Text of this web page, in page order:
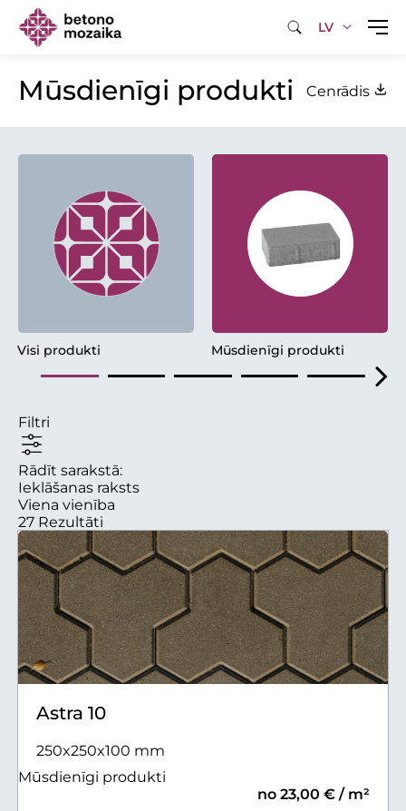
LV
Mūsdienīgi produkti Cenrādis
Visi produkti Mūsdienīgi produkti
Filtri
Rādīt sarakstā:
Ieklāšanas raksts
Viena vienība
27 Rezultāti
Astra 10
250x250x100 mm
Mūsdienīgi produkti
no 23,00 € / m²